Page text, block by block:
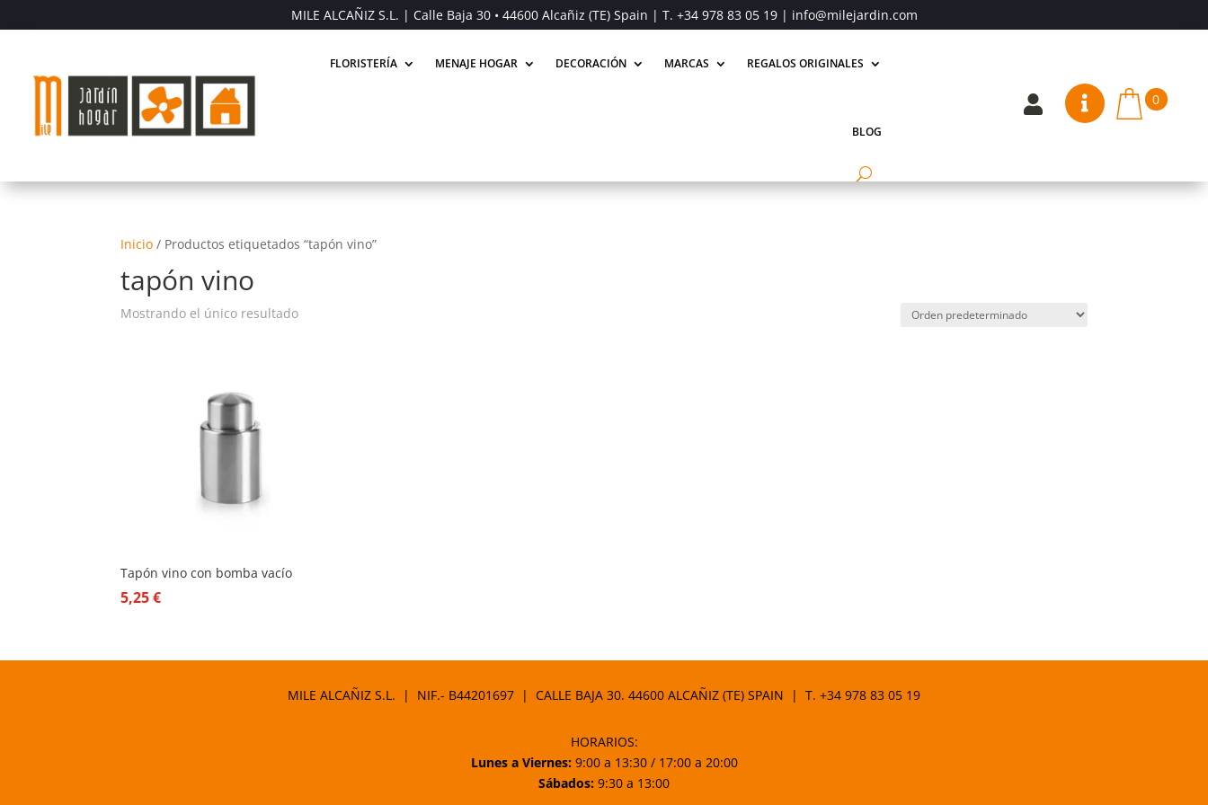
MILE ALCAÑIZ S.L. | Calle Baja 30 • 44600 Alcañiz (TE) Spain | T. +34 978 83 05 19| info@milejardin.com
FLORISTERÍA MENAJE HOGAR DECORACIÓN MARCAS REGALOS ORIGINALES
BLOG
  0
Inicio / Productos etiquetados “tapón vino”
tapón vino
Mostrando el único resultado
Tapón vino con bomba vacío
5,25€
MILE ALCAÑIZ S.L. | NIF.- B44201697 | CALLE BAJA 30. 44600 ALCAÑIZ (TE) SPAIN | T. +34 978 83 05 19
HORARIOS:
Lunes a Viernes:9:00 a 13:30 / 17:00 a 20:00
Sábados: 9:30 a 13:00